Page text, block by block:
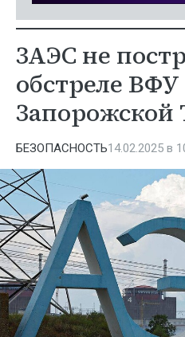
ЗАЭС не
обстреле ВФУ
Запорожской
БЕЗОПАСНОСТЬ14.02.2025 в